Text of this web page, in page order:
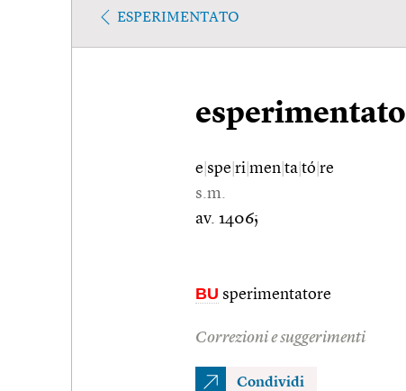
ESPERIMENTATO
e spe ri men ta tó re
s.m.
av. 1406;
BU sperimentatore
Correzioni e suggerimenti
Condividi